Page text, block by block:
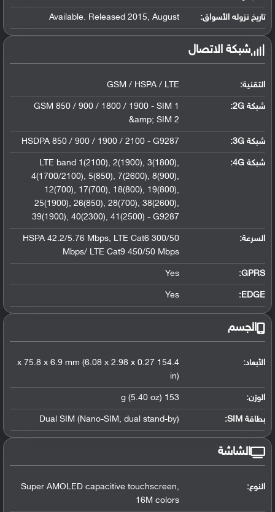
تاريخ نزوله الأسواق: Available. Released 2015, August
شبكة الاتصال
التقنية: GSM / HSPA / LTE
شبكة 2G:
GSM 850 / 900 / 1800 / 1900 - SIM 1
&amp; SIM 2
شبكة 3G :
HSDPA 850 / 900 / 1900 / 2100 - G9287
شبكة 4G :
LTE band 1(2100), 2(1900), 3(1800),
4(1700/2100), 5(850), 7(2600), 8(900),
12(700), 17(700), 18(800), 19(800),
25(1900), 26(850), 28(700), 38(2600),
39(1900), 40(2300), 41(2500) - G9287
السرعة:
HSPA 42.2/5.76 Mbps, LTE Cat6 300/50
Mbps/ LTE Cat9 450/50 Mbps
GPRS:
Yes
EDGE:
Yes
الجسم
الأبعاد:
154.4 x 75.8 x 6.9 mm (6.08 x 2.98 x 0.27
in)
الوزن: 153 g (5.40 oz)
بطاقة SIM: Dual SIM (Nano-SIM, dual stand-by)
الشاشة
النوع:
Super AMOLED capacitive touchscreen,
16M colors